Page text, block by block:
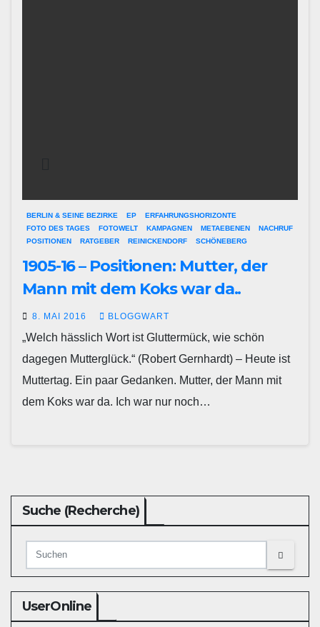
BERLIN & SEINE BEZIRKE EP
ERFAHRUNGSHORIZONTE
FOTO DES TAGES
FOTOWELT KAMPAGNEN METAEBENEN
NACHRUF
POSITIONEN
RATGEBER REINICKENDORF SCHÖNEBERG
1905-16 – Positionen: Mutter, der
Mann mit dem Koks war da..
8. MAI 2016 BLOGGWART
„Welch hässlich Wort ist Gluttermück, wie schön
dagegen Mutterglück.“ (Robert Gernhardt) – Heute ist
Muttertag. Ein paar Gedanken. Mutter, der Mann mit
dem Koks war da. Ich war nur noch…
Suche (Recherche)
UserOnline